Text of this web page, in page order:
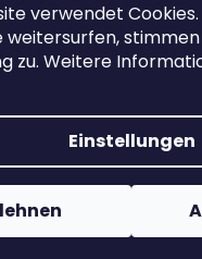
verwendet Cookies.
weitersurfen,
zu. Weitere
Einstellungen
Bedingungen und
STONESTORE. Alle
Cookie-Einstellungen